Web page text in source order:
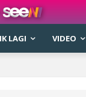
LAGI VIDEO